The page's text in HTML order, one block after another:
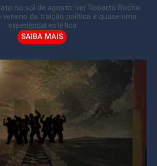
no sol de agosto: ver Roberto Rocha
veneno da traição política é quase uma
experiência estética
SAIBA MAIS